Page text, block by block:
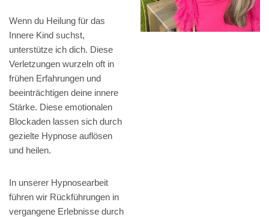
Wenn du Heilung für das
Innere Kind suchst,
unterstütze ich dich. Diese
Verletzungen wurzeln oft in
frühen Erfahrungen und
beeinträchtigen deine innere
Stärke. Diese emotionalen
Blockaden lassen sich durch
gezielte Hypnose auflösen
und heilen.
In unserer Hypnosearbeit
führen wir Rückführungen in
vergangene Erlebnisse durch